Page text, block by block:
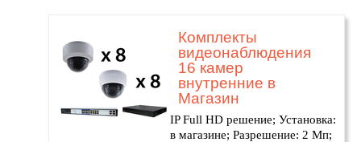
Комплекты
видеонаблюдения
16 камер
внутренние в
Магазин
IP Full HD решение; Установка:
в магазине; Разрешение: 2 Мп;